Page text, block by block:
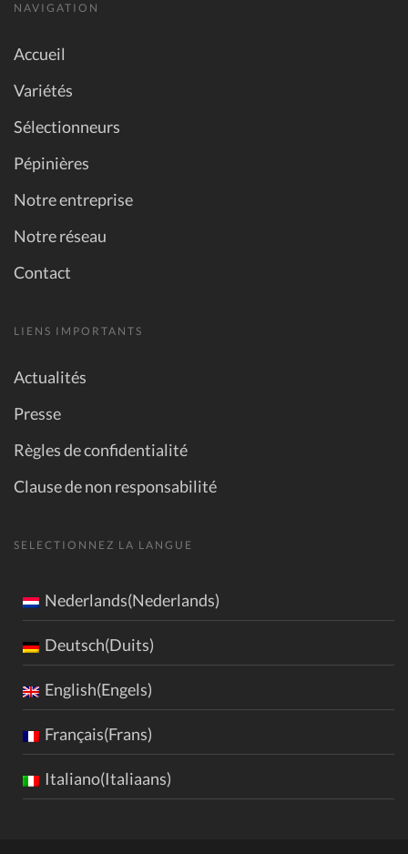
NAVIGATION
Accueil
Variétés
Sélectionneurs
Pépinières
Notre entreprise
Notre réseau
Contact
LIENS IMPORTANTS
Actualités
Presse
Règles de confidentialité
Clause de non responsabilité
SELECTIONNEZ LA LANGUE
Nederlands(Nederlands)
Deutsch(Duits)
English(Engels)
Français(Frans)
Italiano(Italiaans)